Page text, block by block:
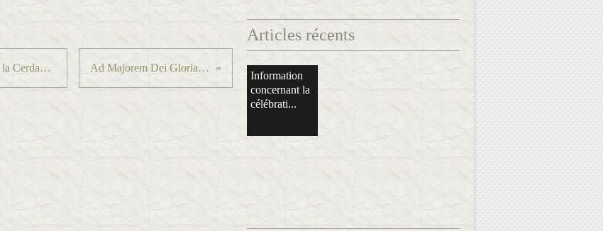
Messe d'Été en Cerdagne/Missa d'Estiu a la Cerdanya... Ad Majorem Dei Gloriam...
Articles récents
Information
concernant la
célébrati...